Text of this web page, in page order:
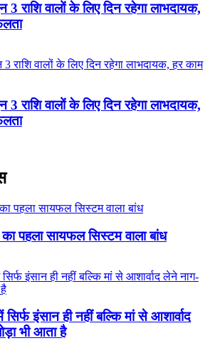
राशि वालों के लिए दिन रहेगा लाभदायक,
राशि वालों के लिए दिन रहेगा लाभदायक,
का पहला सायफल सिस्टम वाला बांध
सिर्फ इंसान ही नहीं बल्कि मां से आशार्वाद
भी आता है